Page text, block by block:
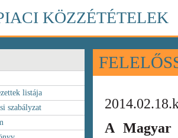
KÖZZÉTÉTELEK
listája
szabályzat
A Magyar